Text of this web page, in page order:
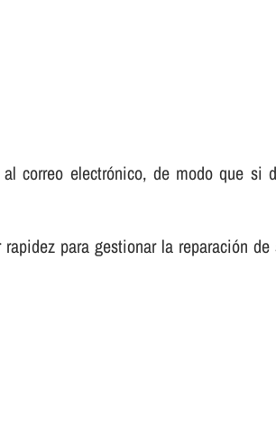
correo electrónico, de modo que
para gestionar la reparación